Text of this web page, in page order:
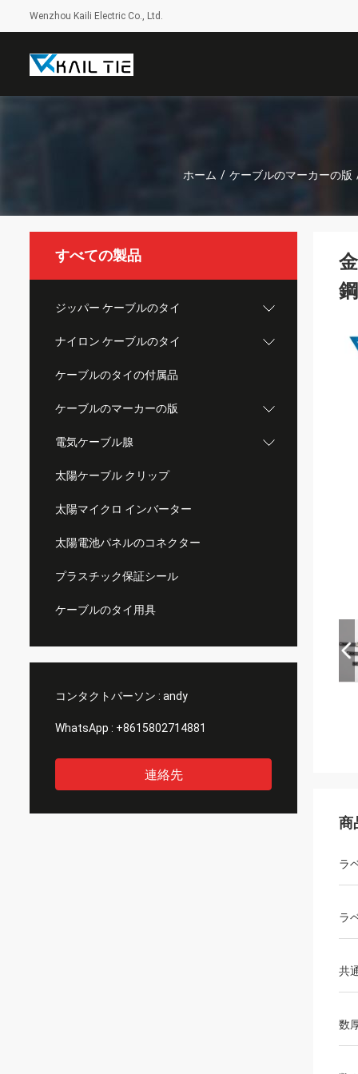
Wenzhou Kaili Electric Co., Ltd.
ホーム / ケーブルのマーカーの版
すべての製品
ジッパー ケーブルのタイ
ナイロン ケーブルのタイ
ケーブルのタイの付属品
ケーブルのマーカーの版
電気ケーブル腺
太陽ケーブル クリップ
太陽マイクロ インバーター
太陽電池パネルのコネクター
プラスチック保証シール
ケーブルのタイ用具
コンタクトパーソン : andy
WhatsApp : +8615802714881
連絡先
商
ラ
ラ
共
数